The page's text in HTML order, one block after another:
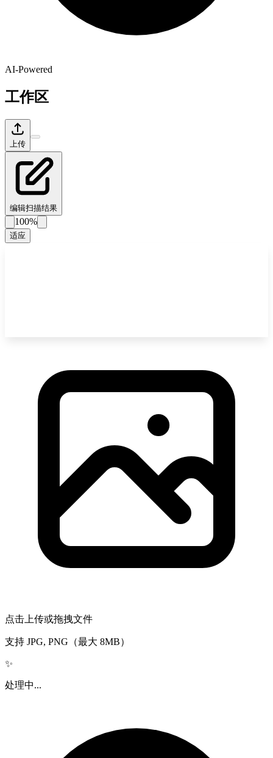
AI-Powered
工作区
上传
编辑扫描结果
100%
适应
点击上传或拖拽文件
支持 JPG, PNG（最大 8MB）
✨
处理中...